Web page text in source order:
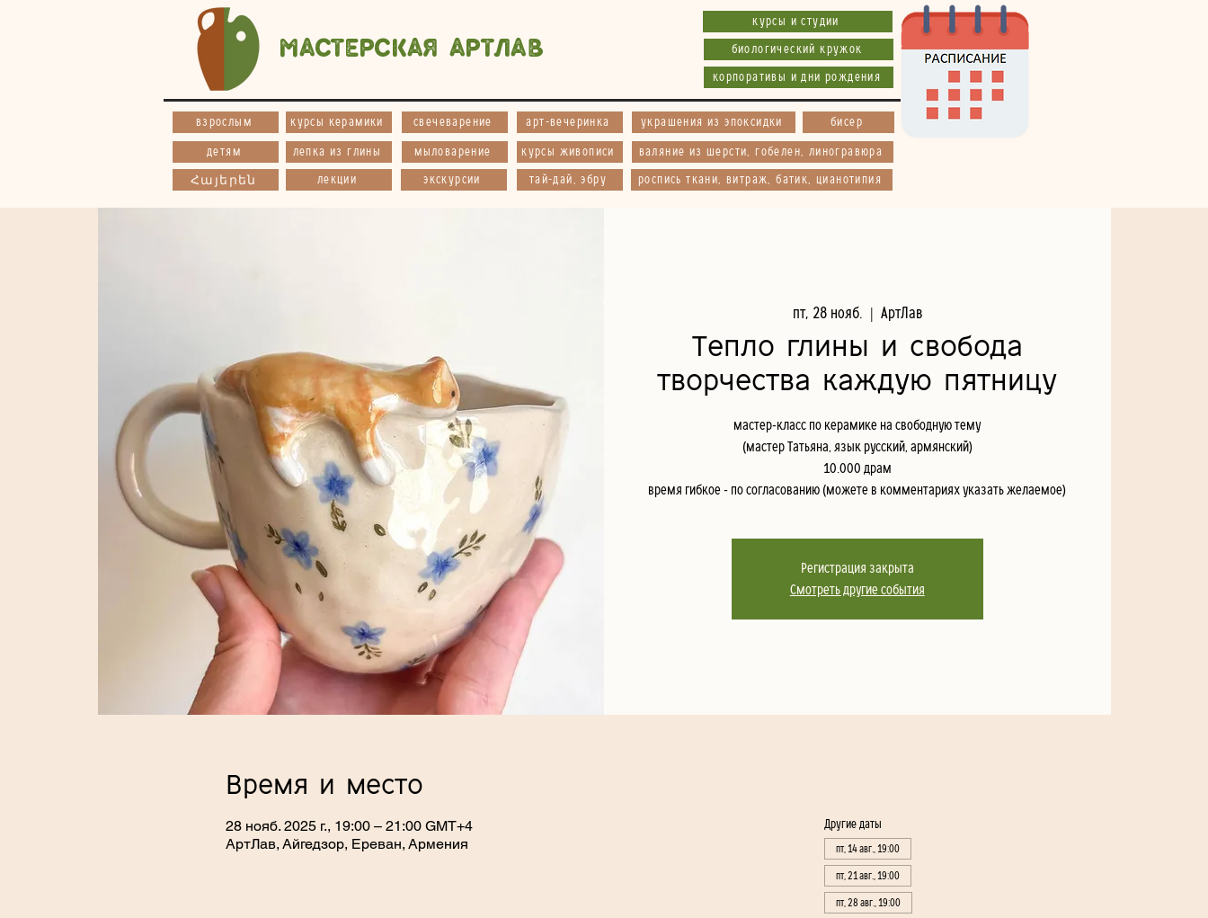
Мастерская АртЛав
курсы и студии
биологический кружок
корпоративы и дни рождения
взрослым курсы керамики свечеварение арт-вечеринка украшения из эпоксидки бисер
детям лепка из глины
Հայերեն лекции
мыловарение
экскурсии
курсы живописи
тай-дай, эбру
валяние из шерсти, гобелен, линогравюра
роспись ткани, витраж, батик, цианотипия
пт, 28 нояб. АртЛав
Тепло глины и свобода
творчества каждую пятницу
мастер-класс по керамике на свободную тему
(мастер Татьяна, язык русский, армянский)
10.000 драм
время гибкое - по согласованию (можете в комментариях указать желаемое)
Регистрация закрыта
Смотреть другие события
Время и место
28 нояб. 2025 г., 19:00 – 21:00 GMT+4
АртЛав, Айгедзор, Ереван, Армения
Другие даты
пт, 14 авг., 19:00
пт, 21 авг., 19:00
пт, 28 авг., 19:00